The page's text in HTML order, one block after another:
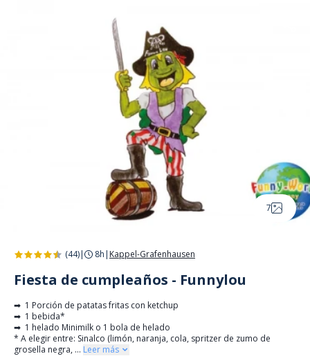
7
(44)| 8h | Kappel-Grafenhausen
Fiesta de cumpleaños - Funnylou
➡ 1 Porción de patatas fritas con ketchup
➡ 1 bebida*
➡ 1 helado Minimilk o 1 bola de helado
* A elegir entre: Sinalco (limón, naranja, cola, spritzer de zumo de
grosella negra, ... Leer más